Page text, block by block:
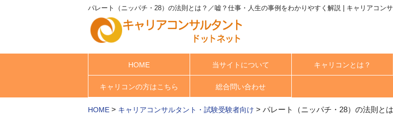
パレート（ニッパチ・28）の法則とは？／嘘？仕事・人生の事例をわかりやすく解説 | キャリアコン
HOME 当サイトについて キャリコンとは？
キャリコンの方はこちら 総合問い合わせ
HOME > キャリアコンサルタント・試験受験者向け > パレート（ニッパチ・28）の法則と